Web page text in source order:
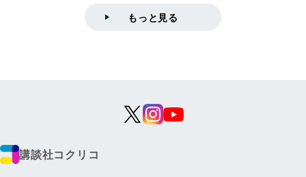
もっと見る
講談社コクリコ